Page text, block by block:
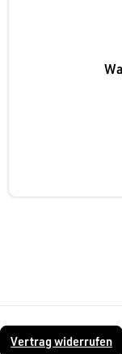
Vertrag widerrufen